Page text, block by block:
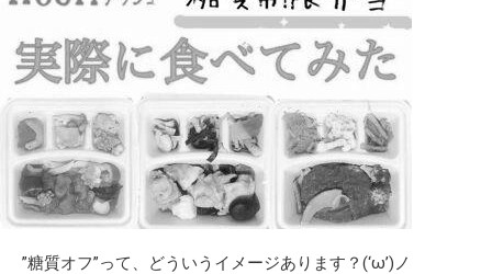
”糖質オフ”って、どういうイメージあります？(‘ω’)ノ